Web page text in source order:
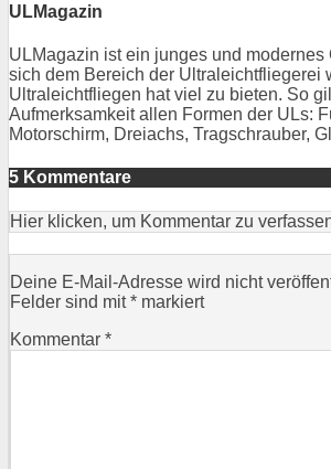
ULMagazin
ULMagazin ist ein junges und
sich dem Bereich der Ultraleichtfliegerei
Ultraleichtfliegen hat viel zu bieten. So
Aufmerksamkeit allen Formen der ULs:
Motorschirm, Dreiachs, Tragschrauber,
5 Kommentare
Hier klicken, um Kommentar zu
Deine E-Mail-Adresse wird nicht
Felder sind mit* markiert
Kommentar *